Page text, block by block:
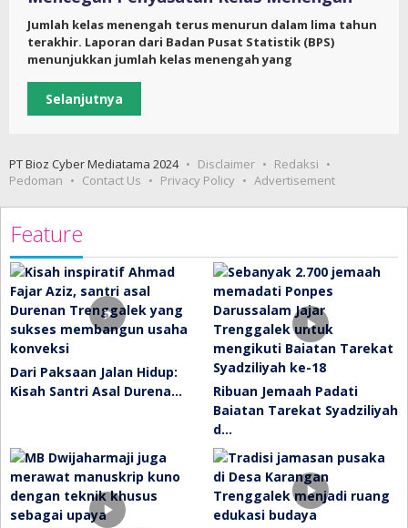
Jumlah kelas menengah terus menurun dalam lima tahun
terakhir. Laporan dari Badan Pusat Statistik (BPS)
menunjukkan jumlah kelas menengah yang
Selanjutnya
PT Bioz Cyber Mediatama 2024 Disclaimer
Redaksi
Pedoman
Contact Us Privacy Policy Advertisement
Feature
Dari Paksaan Jalan Hidup:
Kisah Santri Asal Durena…
Ribuan Jemaah Padati
Baiatan Tarekat Syadziliyah
d…